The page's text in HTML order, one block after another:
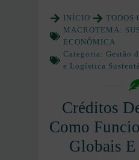
INÍCIO
TODOS
MACROTEMA:
ECONÔMICA
Categoria: Gestão
e Logística
Créditos
Como
Globais